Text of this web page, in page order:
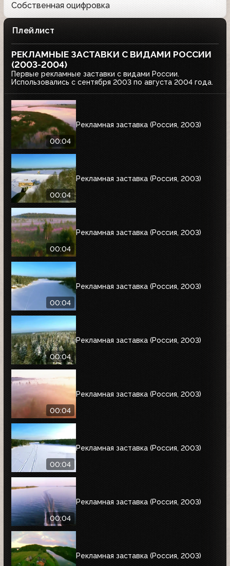
Собственная оцифровка
Плейлист
РЕКЛАМНЫЕ ЗАСТАВКИ С ВИДАМИ РОССИИ
(2003-2004)
Первые рекламные заставки с видами России.
Использовались с сентября 2003 по августа 2004 года.
00:04
Рекламная заставка (Россия, 2003)
00:04
Рекламная заставка (Россия, 2003)
00:04
Рекламная заставка (Россия, 2003)
00:04
Рекламная заставка (Россия, 2003)
00:04
Рекламная заставка (Россия, 2003)
00:04
Рекламная заставка (Россия, 2003)
00:04
Рекламная заставка (Россия, 2003)
00:04
Рекламная заставка (Россия, 2003)
Рекламная заставка (Россия, 2003)